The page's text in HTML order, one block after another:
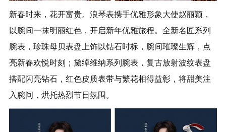
新春时来，花开富贵。浪琴表携手优雅形象大使赵丽颖，
以腕间一抹明丽红色，开启新年优雅旅程。全新名匠系列
腕表，珍珠母贝表盘上饰以钻石时标，腕间璀璨生辉，点
亮新春欢悦时刻；黛绰维纳系列腕表，复古放射波纹表盘
搭配闪亮钻石，红色皮质表带与繁花相得益彰，将甜美注
入腕间，烘托热烈节日氛围。